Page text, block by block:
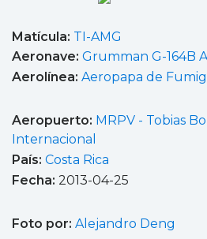
Matícula: TI-AMG
Aeronave: Grumman G-164B
Aerolínea: Aeropapa de
Aeropuerto: MRPV - Tobias
Internacional
País: Costa Rica
Fecha: 2013-04-25
Foto por: Alejandro Deng